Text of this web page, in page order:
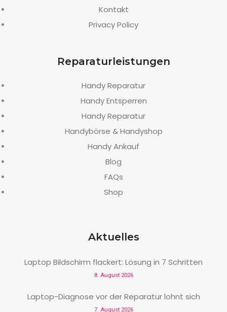
Kontakt
Privacy Policy
Reparaturleistungen
Handy Reparatur
Handy Entsperren
Handy Reparatur
Handybörse & Handyshop
Handy Ankauf
Blog
FAQs
Shop
Aktuelles
Laptop Bildschirm flackert: Lösung in 7 Schritten
8. August 2026
Laptop-Diagnose vor der Reparatur lohnt sich
7. August 2026